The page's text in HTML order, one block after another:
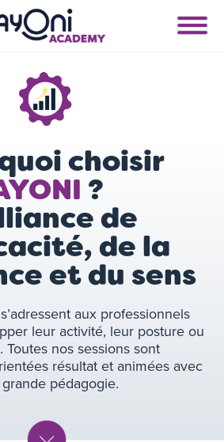
choisir
?
de
de la
et du sens
aux professionnels
leur activité, leur posture ou
Toutes nos sessions sont
résultat et animées avec
pédagogie.